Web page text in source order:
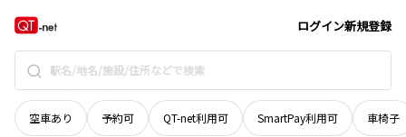
ログイン新規登録
空車あり 予約可 QT-net利用可 SmartPay利用可 車椅子
福井県